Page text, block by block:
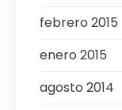
febrero 2015
enero 2015
agosto 2014